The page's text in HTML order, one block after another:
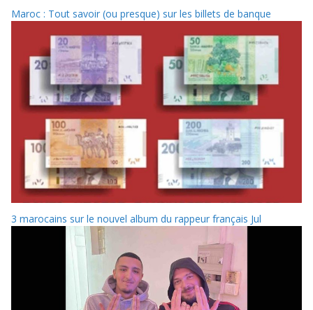
Maroc : Tout savoir (ou presque) sur les billets de banque
3 marocains sur le nouvel album du rappeur français Jul